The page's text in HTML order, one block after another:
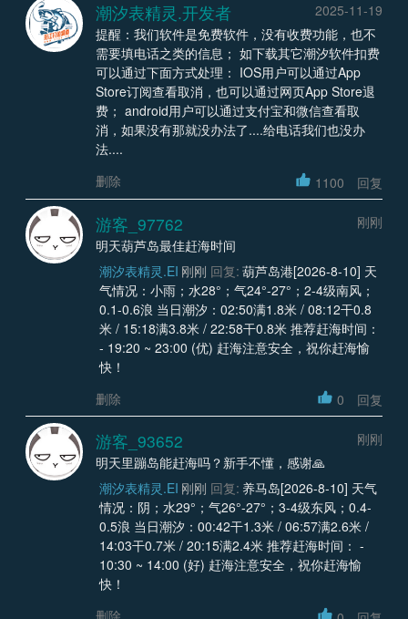
潮汐表精灵.开发者
2025-11-19
提醒：我们软件是免费软件，没有收费功能，也不
需要填电话之类的信息； 如下载其它潮汐软件扣费
可以通过下面方式处理： IOS用户可以通过App
Store订阅查看取消，也可以通过网页App Store退
费； android用户可以通过支付宝和微信查看取
消，如果没有那就没办法了....给电话我们也没办
法....
删除
1100 回复
游客_97762
刚刚
明天葫芦岛最佳赶海时间
潮汐表精灵.EI 刚刚 回复: 葫芦岛港[2026-8-10] 天
气情况：小雨；水28°；气24°-27°；2-4级南风；
0.1-0.6浪 当日潮汐：02:50满1.8米 / 08:12干0.8
米 / 15:18满3.8米 / 22:58干0.8米 推荐赶海时间：
- 19:20 ~ 23:00 (优) 赶海注意安全，祝你赶海愉
快！
删除
0 回复
游客_93652
刚刚
明天里蹦岛能赶海吗？新手不懂，感谢🙏
潮汐表精灵.EI 刚刚 回复: 养马岛[2026-8-10] 天气
情况：阴；水29°；气26°-27°；3-4级东风；0.4-
0.5浪 当日潮汐：00:42干1.3米 / 06:57满2.6米 /
14:03干0.7米 / 20:15满2.4米 推荐赶海时间： -
10:30 ~ 14:00 (好) 赶海注意安全，祝你赶海愉
快！